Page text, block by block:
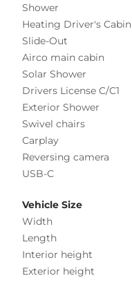
Shower
Heating Driver's Cabin
Slide-Out
Airco main cabin
Solar Shower
Drivers License C/C1
Exterior Shower
Swivel chairs
Carplay
Reversing camera
USB-C
Vehicle Size
Width
Length
Interior height
Exterior height